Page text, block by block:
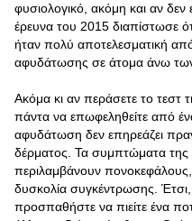
φυσιολογικό, ακόμη και αν
έρευνα του 2015 διαπίστωσε
ήταν πολύ αποτελεσματική
αφυδάτωσης σε άτομα άνω
Ακόμα κι αν περάσετε το
πάντα να επωφεληθείτε από
αφυδάτωση δεν επηρεάζει
δέρματος. Τα συμπτώματα
περιλαμβάνουν
δυσκολία συγκέντρωσης. Έτσι,
προσπαθήστε να πιείτε ένα